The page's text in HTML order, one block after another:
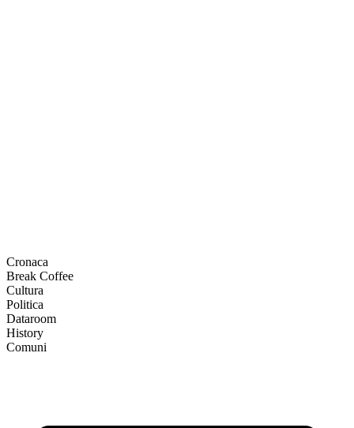
Cronaca
Break Coffee
Cultura
Politica
Dataroom
History
Comuni